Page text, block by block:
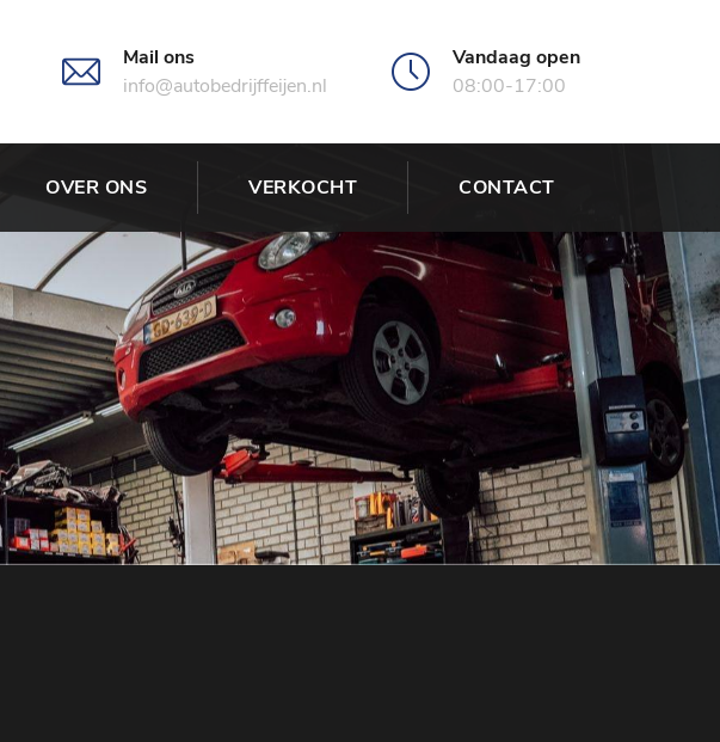
Mail ons
info@autobedrijffeijen.nl
Vandaag open
08:00-17:00
OVER ONS VERKOCHT CONTACT